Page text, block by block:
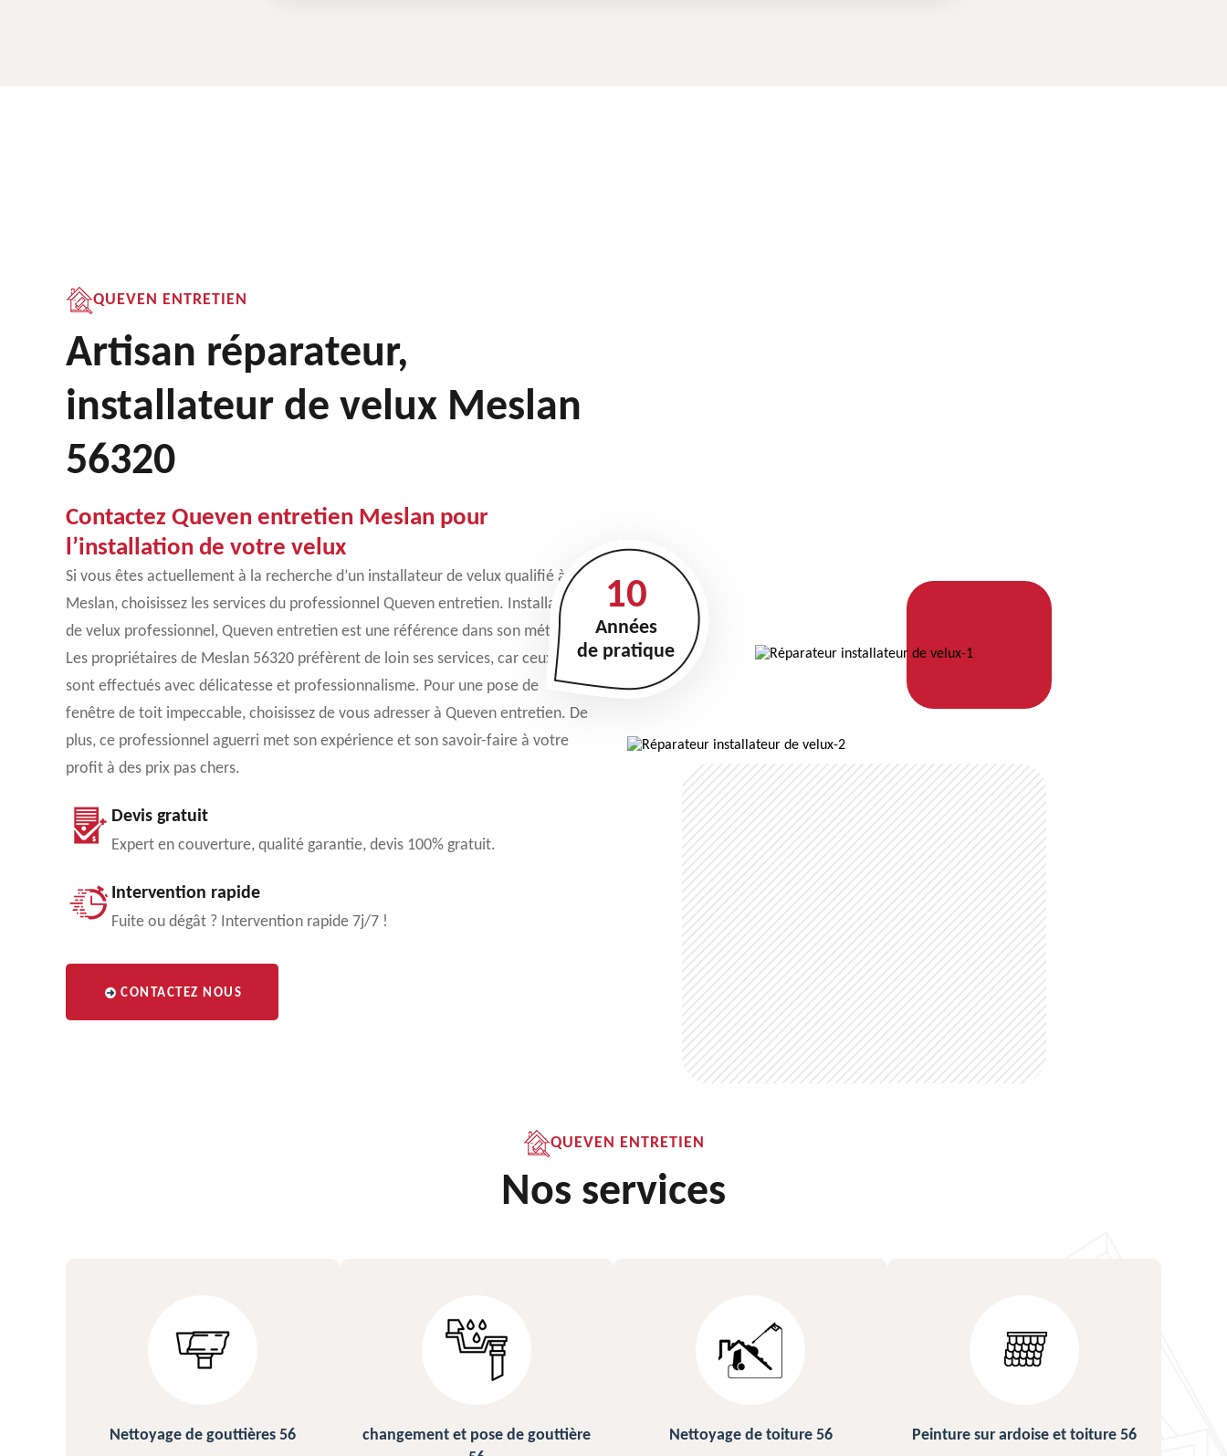
QUEVEN ENTRETIEN
Artisan réparateur,
installateur de velux Meslan
56320
Contactez Queven entretien Meslan pour
l’installation de votre velux
Si vous êtes actuellement à la recherche d’un installateur de velux qualifié à
Meslan, choisissez les services du professionnel Queven entretien. Installateur
de velux professionnel, Queven entretien est une référence dans son métier.
Les propriétaires de Meslan 56320 préfèrent de loin ses services, car ceux-ci
sont effectués avec délicatesse et professionnalisme. Pour une pose de
fenêtre de toit impeccable, choisissez de vous adresser à Queven entretien. De
plus, ce professionnel aguerri met son expérience et son savoir-faire à votre
profit à des prix pas chers.
Devis gratuit
Expert en couverture, qualité garantie, devis 100% gratuit.
Intervention rapide
Fuite ou dégât ? Intervention rapide 7j/7 !
CONTACTEZ NOUS
10
Années
de pratique
QUEVEN ENTRETIEN
Nos services
gouttières 56
changement et pose de gouttière
Nettoyage de toiture 56 Peinture sur ardoise et toiture 56 Urgence fuite de toiture 56